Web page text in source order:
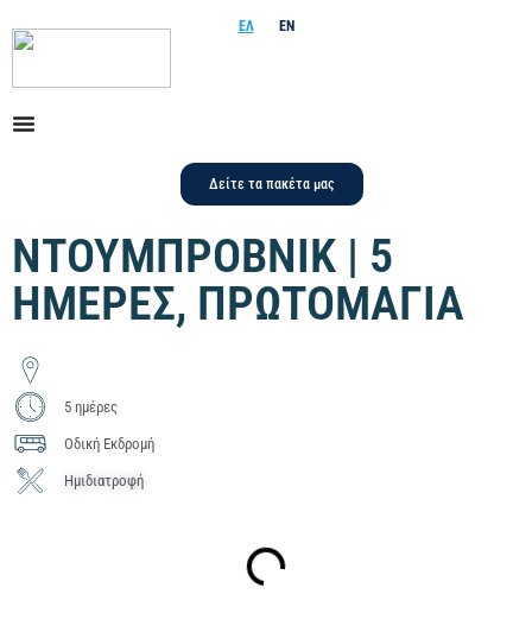
ΕΛ EN
Δείτε τα πακέτα μας
ΝΤΟΥΜΠΡΟΒΝΙΚ | 5
ΗΜΕΡΕΣ, ΠΡΩΤΟΜΑΓΙΑ
5 ημέρες
Οδική Εκδρομή
Ημιδιατροφή